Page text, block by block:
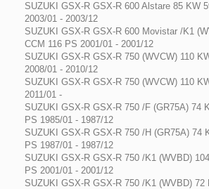
SUZUKI GSX-R GSX-R 600 Alstare 85 KW
2003/01 - 2003/12
SUZUKI GSX-R GSX-R 600 Movistar /K1
CCM 116 PS 2001/01 - 2001/12
SUZUKI GSX-R GSX-R 750 (WVCW) 110
2008/01 - 2010/12
SUZUKI GSX-R GSX-R 750 (WVCW) 110
2011/01 -
SUZUKI GSX-R GSX-R 750 /F (GR75A) 74
PS 1985/01 - 1987/12
SUZUKI GSX-R GSX-R 750 /H (GR75A) 74
PS 1987/01 - 1987/12
SUZUKI GSX-R GSX-R 750 /K1 (WVBD)
PS 2001/01 - 2001/12
SUZUKI GSX-R GSX-R 750 /K1 (WVBD) 72